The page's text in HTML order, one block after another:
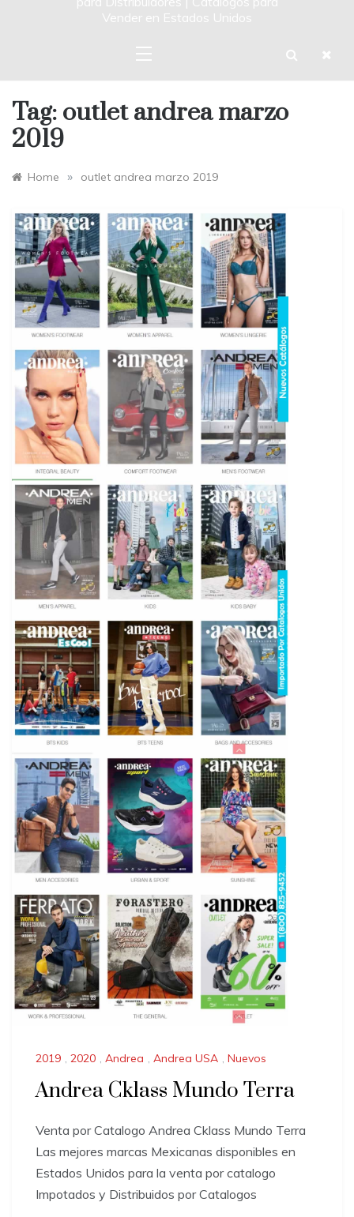
Vender en Estados Unidos
Tag: outlet andrea marzo
2019
Home » outlet andrea marzo 2019
2019 , 2020 , Andrea , Andrea USA , Nuevos
Andrea Cklass Mundo Terra
Venta por Catalogo Andrea Cklass Mundo Terra
Las mejores marcas Mexicanas disponibles en
Estados Unidos para la venta por catalogo
Impotados y Distribuidos por Catalogos